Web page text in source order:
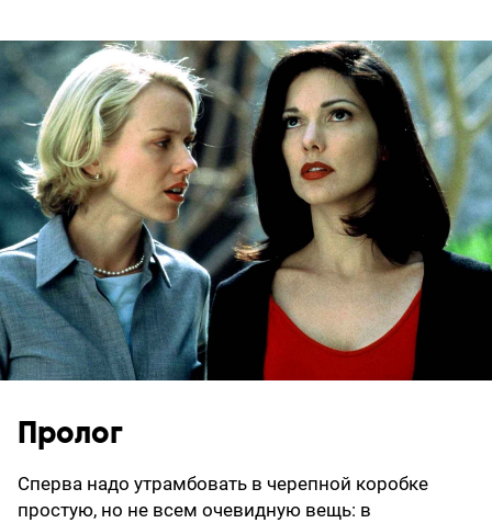
Пролог
Сперва надо утрамбовать в черепной коробке
простую, но не всем очевидную вещь: в